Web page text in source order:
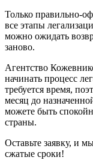
Только правильно-
все этапы
можно ожидать
заново.
Агентство
начинать процесс
требуется время,
месяц до
можете быть
страны.
Оставьте заявку, и
сжатые сроки!